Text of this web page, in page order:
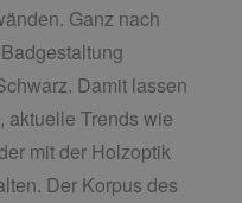
Ganz nach
Damit lassen
aktuelle Trends wie
mit der Holzoptik
Der Korpus des